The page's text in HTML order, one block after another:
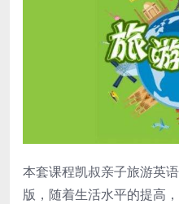
本套课程凯叔亲子旅游英
版，随着生活水平的提高